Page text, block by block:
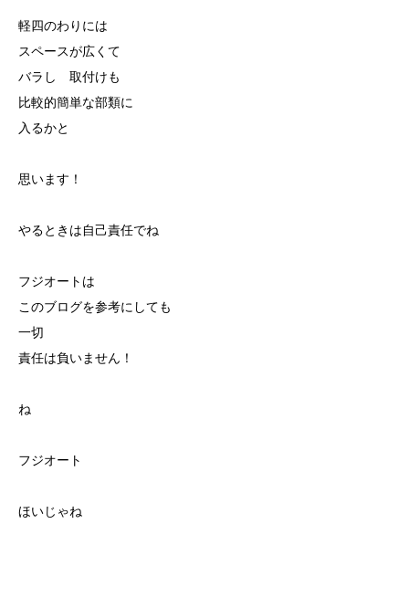
軽四のわりには
スペースが広くて
バラし 取付けも
比較的簡単な部類に
入るかと
思います！
やるときは自己責任でね
フジオートは
このブログを参考にしても
一切
責任は負いません！
ね
フジオート
ほいじゃね